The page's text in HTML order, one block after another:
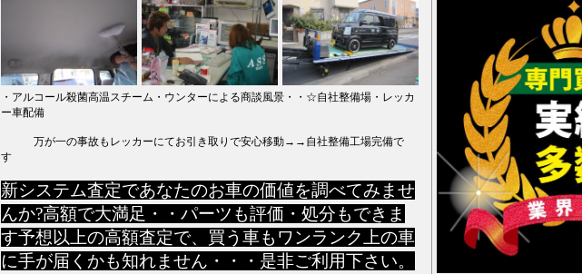
・アルコール殺菌高温スチーム・ウンターによる商談風景・・☆自社整備場・レッカ
ー車配備
万が一の事故もレッカーにてお引き取りで安心移動→→自社整備工場完備で
す
新システム査定であなたのお車の価値を調べてみませ
んか?高額で大満足・・パーツも評価・処分もできま
す予想以上の高額査定で、買う車もワンランク上の車
に手が届くかも知れません・・・是非ご利用下さい。